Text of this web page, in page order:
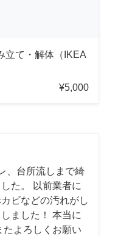
立て・解体（IKEA
¥5,000
、台所流しまで綺
た。 以前業者に
ビなどの汚れがし
ました！ 本当に
たよろしくお願い